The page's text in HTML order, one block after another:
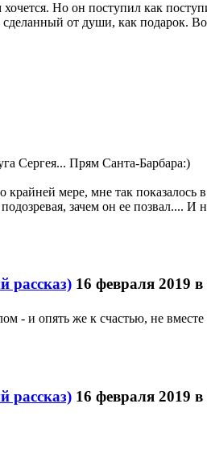
Но он поступил как
от души, как подарок.
Сергея... Прям Санта-Барбара:)
мере, мне так показалось в
зачем он ее позвал.... И
рассказ) 16 февраля 2019 в
- и опять же к счастью, не вместе
рассказ) 16 февраля 2019 в